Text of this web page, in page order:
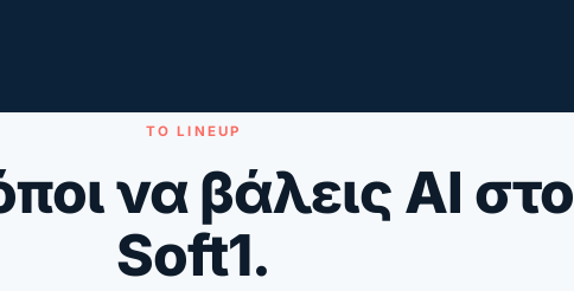
ΤΟ LINEUP
να βάλεις AI στο
Soft1.